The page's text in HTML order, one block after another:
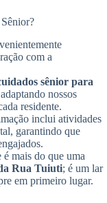
com a
sênior para
nossos
residente.
inclui atividades
garantindo que
mais do que uma
Rua Tuiuti; é um lar
em primeiro lugar.